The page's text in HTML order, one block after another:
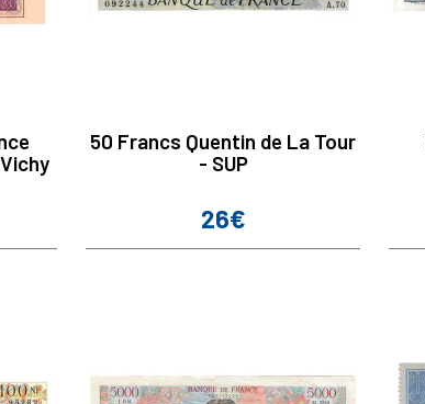
50 Francs Quentin de La Tour
- SUP
Prix
26€